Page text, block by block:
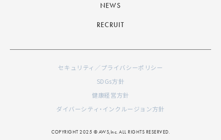
NEWS
RECRUIT
COPYRIGHT 2025 © AWS,Inc. ALL RIGHTS RESERVED.
セキュリティ／プライバシーポリシー
SDGs方針
健康経営方針
ダイバーシティ・インクルージョン方針